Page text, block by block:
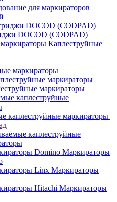
для маркираторов
DOCOD (CODPAD)
Каплеструйные
маркираторы
маркираторы
каплеструйные маркираторы
каплеструйные
Маркираторы
Маркираторы
Маркираторы